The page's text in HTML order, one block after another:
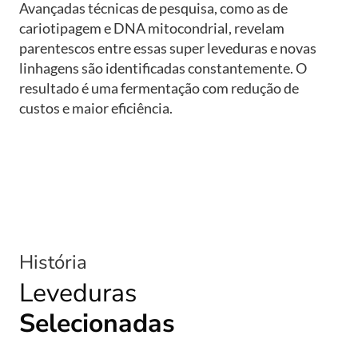
Avançadas técnicas de pesquisa, como as de
cariotipagem e DNA mitocondrial, revelam
parentescos entre essas super leveduras e novas
linhagens são identificadas constantemente. O
resultado é uma fermentação com redução de
custos e maior eficiência.
História
Leveduras
Selecionadas